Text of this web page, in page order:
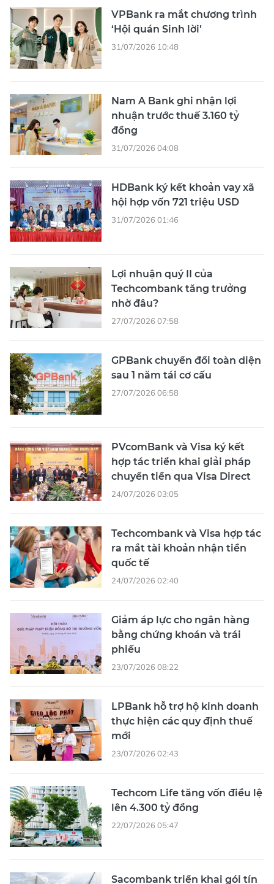
VPBank ra mắt chương trình
‘Hội quán Sinh lời’
31/07/2026 10:48
Nam A Bank ghi nhận lợi
nhuận trước thuế 3.160 tỷ
đồng
31/07/2026 04:08
HDBank ký kết khoản vay xã
hội hợp vốn 721 triệu USD
31/07/2026 01:46
Lợi nhuận quý II của
Techcombank tăng trưởng
nhờ đâu?
27/07/2026 07:58
GPBank chuyển đổi toàn diện
sau 1 năm tái cơ cấu
27/07/2026 06:58
PVcomBank và Visa ký kết
hợp tác triển khai giải pháp
chuyển tiền qua Visa Direct
24/07/2026 03:05
Techcombank và Visa hợp tác
ra mắt tài khoản nhận tiền
quốc tế
24/07/2026 02:40
Giảm áp lực cho ngân hàng
bằng chứng khoán và trái
phiếu
23/07/2026 08:22
LPBank hỗ trợ hộ kinh doanh
thực hiện các quy định thuế
mới
23/07/2026 02:43
Techcom Life tăng vốn điều lệ
lên 4.300 tỷ đồng
22/07/2026 05:47
Sacombank triển khai gói tín